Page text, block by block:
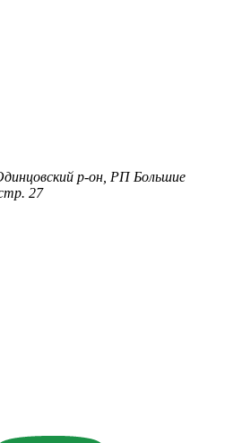
р-он, РП Большие
27